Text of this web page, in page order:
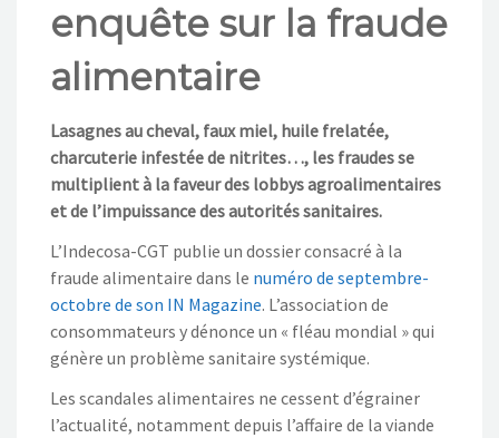
enquête sur la fraude
alimentaire
Lasagnes au cheval, faux miel, huile frelatée,
charcuterie infestée de nitrites…, les fraudes se
multiplient à la faveur des lobbys agroalimentaires
et de l’impuissance des autorités sanitaires.
L’Indecosa-CGT publie un dossier consacré à la
fraude alimentaire dans le numéro de septembre-
octobre de son IN Magazine. L’association de
consommateurs y dénonce un « fléau mondial » qui
génère un problème sanitaire systémique.
Les scandales alimentaires ne cessent d’égrainer
l’actualité, notamment depuis l’affaire de la viande